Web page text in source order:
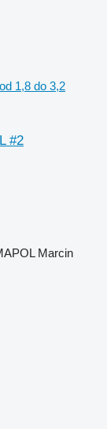
1,8 do 3,2
#2
Marcin